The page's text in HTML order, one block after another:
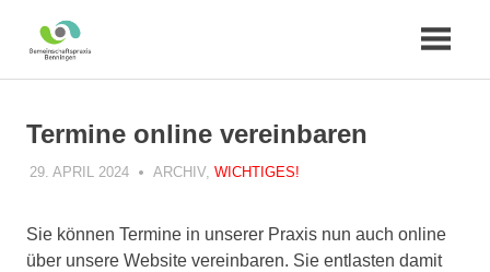
springen
Termine online vereinbaren
29. APRIL 2024 PRAXIS
ARCHIV, WICHTIGES!
Sie können Termine in unserer Praxis nun auch online
über unsere Website vereinbaren. Sie entlasten damit